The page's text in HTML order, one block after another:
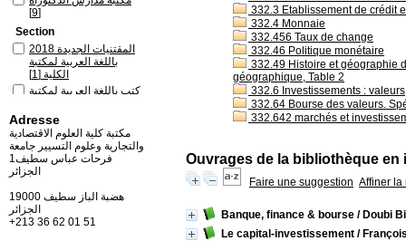
332.3 Etablissement de crédit
332.4 Monnaie
332.456 Taux de change
332.46 Politique monétaire
332.49 Histoire et géographie
géographique, Table 2
332.6 Investissements :
332.64 Bourse des valeurs.
332.642 marchés et
Ouvrages de la bibliothèque en
Faire une suggestion Affiner la
Banque, finance & bourse / Doubi
Le capital-investissement /
[9]
Section
المقتنيات الجديدة 2018
باللغة العربية لمكتبة
الكلية [1]
كتب باللغة العربية لمكتبة
كتب باللغة العربية لمكتبة
مدارس الدكتوراه[3]
كتب باللغة الفرنسية
لمكتبة الكلية[3]
كتب باللغة الفرنسية
لمكتبة مدارس الدكتوراه
[6]
Adresse
مكتبة كلية العلوم الاقتصادية
والتجارية وعلوم التسيير جامعة
فرحات عباس سطيف1
الجزائر
19000 هضبة الباز سطيف
+213 36 62 01 51